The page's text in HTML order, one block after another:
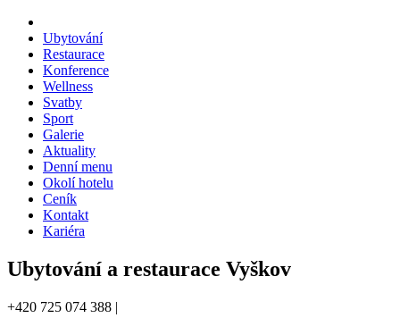
Ubytování
Restaurace
Konference
Wellness
Svatby
Sport
Galerie
Aktuality
Denní menu
Okolí hotelu
Ceník
Kontakt
Kariéra
Ubytování a restaurace Vyškov
+420 725 074 388 |